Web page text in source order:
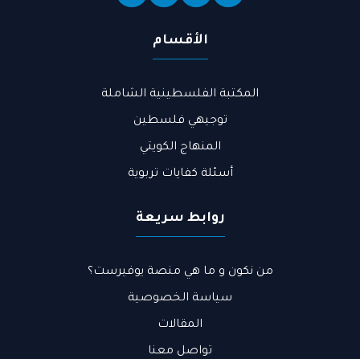
الأقسام
المكتبة الفلسطينية الشاملة
توجيهي فلسطين
المنهاج الكويتي
أسئلة كفايات تربوية
روابط سريعة
من نكون و ما هي منصة يوفيرست؟​
سياسة الخصوصية
المقالات
تواصل معنا